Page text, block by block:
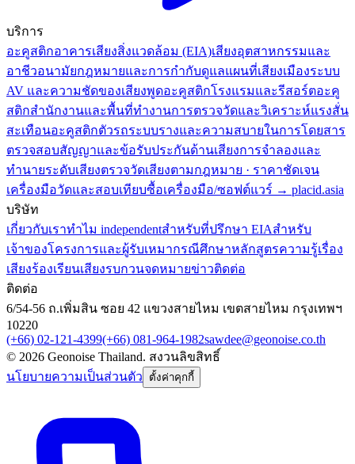
บริการ
อะคูสติกอาคารเสียงสิ่งแวดล้อม (EIA)เสียงอุตสาหกรรมและ
อาชีวอนามัยกฎหมายและการกำกับดูแลแผนที่เสียงเมืองระบบ
AV และความชัดของเสียงพูดอะคูสติกโรงแรมและรีสอร์ตอะคู
สติกสำนักงานและพื้นที่ทำงานการตรวจวัดและวิเคราะห์แรงสั่น
สะเทือนอะคูสติกตัวรถระบบรางและความสบายในการโดยสาร
ตรวจสอบสัญญาและข้อรับประกันด้านเสียงการจำลองและ
ทำนายระดับเสียงตรวจวัดเสียงตามกฎหมาย · ราคาชัดเจน
เครื่องมือวัดและสอบเทียบซื้อเครื่องมือ/ซอฟต์แวร์ → placid.asia
บริษัท
เกี่ยวกับเราทำไม independentสำหรับที่ปรึกษา EIAสำหรับ
เจ้าของโครงการและผู้รับเหมากรณีศึกษาหลักสูตรความรู้เรื่อง
เสียงร้องเรียนเสียงรบกวนจดหมายข่าวติดต่อ
ติดต่อ
6/54-56 ถ.เพิ่มสิน ซอย 42 แขวงสายไหม เขตสายไหม กรุงเทพฯ
10220
(+66) 02-121-4399(+66) 081-964-1982sawdee@geonoise.co.th
© 2026 Geonoise Thailand. สงวนลิขสิทธิ์
นโยบายความเป็นส่วนตัว
ตั้งค่าคุกกี้